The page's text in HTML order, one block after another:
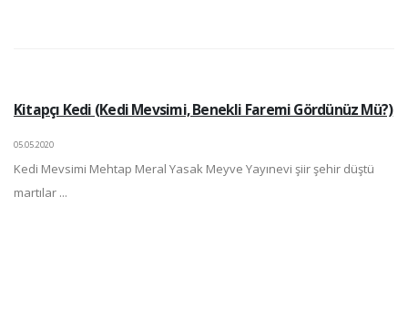
Kitapçı Kedi (Kedi Mevsimi, Benekli Faremi Gördünüz Mü?)
05.05.2020
Kedi Mevsimi Mehtap Meral Yasak Meyve Yayınevi şiir şehir düştü
martılar ...